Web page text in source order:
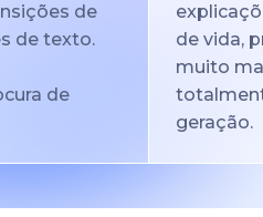
de
de texto.
de
de vida,
muito
geração.